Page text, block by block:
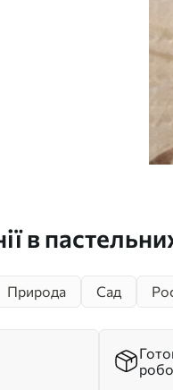
в
Природа Сад